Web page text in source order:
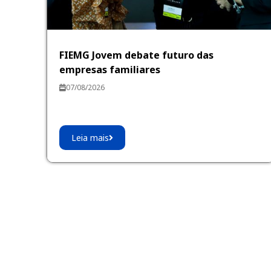
FIEMG Jovem debate futuro das
empresas familiares
07/08/2026
Leia mais